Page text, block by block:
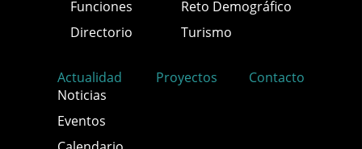
Funciones
Directorio
Reto Demográfico
Turismo
Actualidad
Noticias
Eventos
Proyectos Contacto